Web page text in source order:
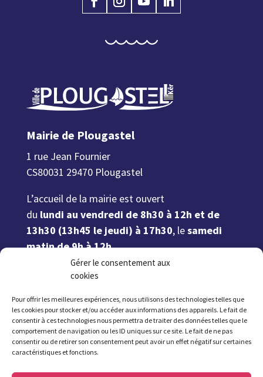
Gérer le consentement aux
cookies
Pour offrir les meilleures expériences, nous utilisons des technologies telles que
les cookies pour stocker et/ou accéder aux informations des appareils. Le fait de
consentir à ces technologies nous permettra de traiter des données telles que le
comportement de navigation ou les ID uniques sur ce site. Le fait de ne pas
consentir ou de retirer son consentement peut avoir un effet négatif sur certaines
caractéristiques et fonctions.
Mairie de Plougastel
1 rue Jean Fournier
CS80031 29470 Plougastel
L’accueil de la mairie est ouvert
du lundi au vendredi de 8h30 à 12h et de
13h30 (13h45 le jeudi) à 17h30, lesamedi
matin de 9h à 12h.
Attention été 2026 : fermeture de la mairie
août inclus. Fermeture le samedi du 11
juillet au 22 août inclus.
02 98 37 57 57